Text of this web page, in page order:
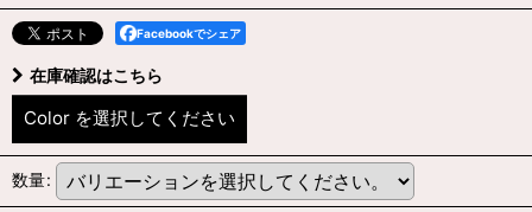
Facebookでシェア
在庫確認はこちら
Color を選択してください
数量: